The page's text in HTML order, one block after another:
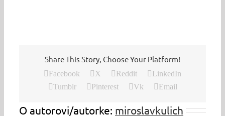
Share This Story, Choose Your Platform!
Facebook X Reddit
LinkedIn
Tumblr
Pinterest Vk Email
O autorovi/autorke: miroslavkulich